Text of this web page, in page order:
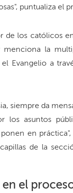
puntualiza el
de los católicos
la
Evangelio a
siempre da
asuntos
en práctica",
de la
el